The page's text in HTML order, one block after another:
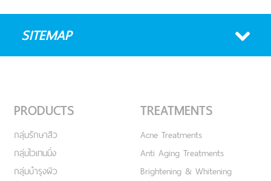
SITEMAP
PRODUCTS
กลุ่มรักษาสิว
กลุ่มไวเทนนิ่ง
กลุ่มบำรุงผิว
TREATMENTS
Acne Treatments
Anti Aging Treatments
Brightening & Whitening